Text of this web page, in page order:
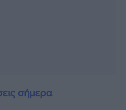
σήμερα